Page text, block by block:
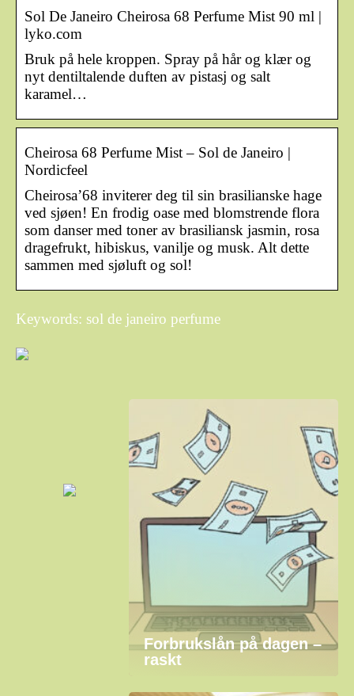
Sol De Janeiro Cheirosa 68 Perfume Mist 90 ml |
lyko.com
Bruk på hele kroppen. Spray på hår og klær og
nyt dentiltalende duften av pistasj og salt
karamel…
Cheirosa 68 Perfume Mist – Sol de Janeiro |
Nordicfeel
Cheirosa’68 inviterer deg til sin brasilianske hage
ved sjøen! En frodig oase med blomstrende flora
som danser med toner av brasiliansk jasmin, rosa
dragefrukt, hibiskus, vanilje og musk. Alt dette
sammen med sjøluft og sol!
Keywords: sol de janeiro perfume
Forbrukslån på dagen –
raskt